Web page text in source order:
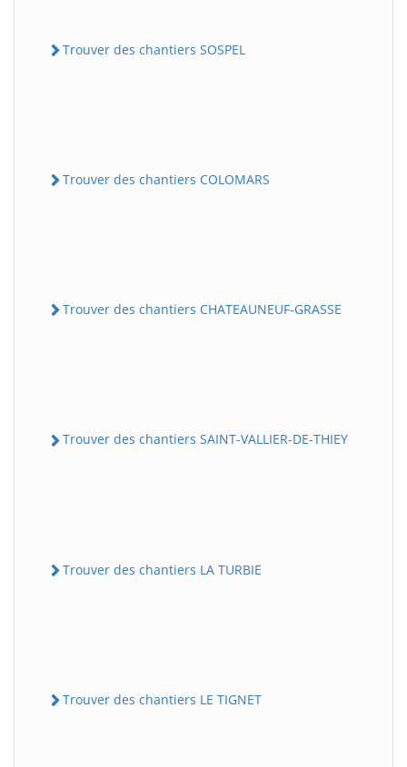
Trouver des chantiers SOSPEL
Trouver des chantiers COLOMARS
Trouver des chantiers CHATEAUNEUF-GRASSE
Trouver des chantiers SAINT-VALLIER-DE-THIEY
Trouver des chantiers LA TURBIE
Trouver des chantiers LE TIGNET